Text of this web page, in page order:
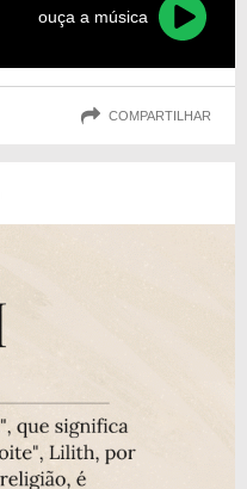
ouça a música
COMPARTILHAR